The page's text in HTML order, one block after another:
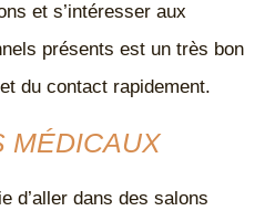
et s’intéresser aux
présents est un très bon
du contact rapidement.
MÉDICAUX
d’aller dans des salons